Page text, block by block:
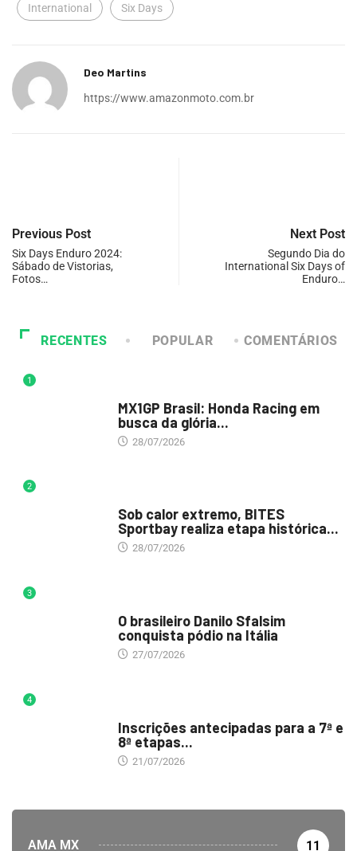
International Six Days
Deo Martins
https://www.amazonmoto.com.br
Previous Post
Six Days Enduro 2024:
Sábado de Vistorias,
Fotos…
Next Post
Segundo Dia do
International Six Days of
Enduro…
RECENTES POPULAR COMENTÁRIOS
1
MX1GP Brasil: Honda Racing em
busca da glória...
28/07/2026
2
Sob calor extremo, BITES
Sportbay realiza etapa histórica...
28/07/2026
3
O brasileiro Danilo Sfalsim
conquista pódio na Itália
27/07/2026
4
Inscrições antecipadas para a 7ª e
8ª etapas...
21/07/2026
AMA MX 11